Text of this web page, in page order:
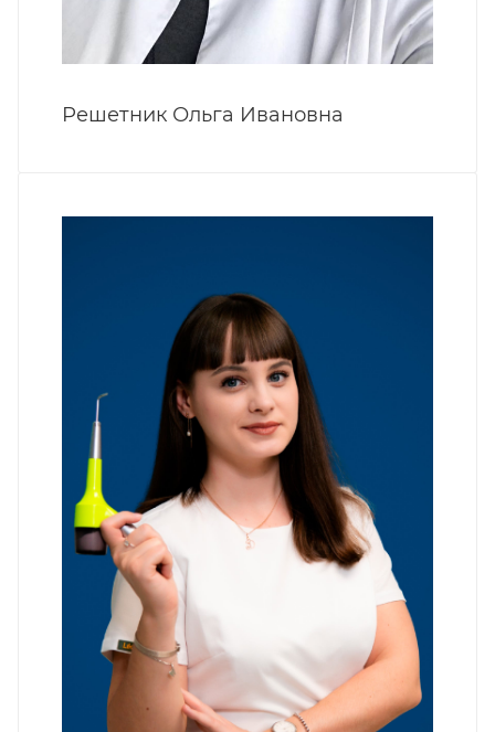
Решетник Ольга Ивановна